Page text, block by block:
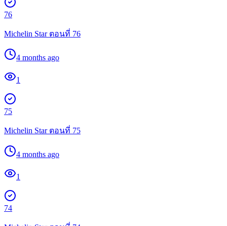
76
Michelin Star ตอนที่ 76
4 months ago
1
75
Michelin Star ตอนที่ 75
4 months ago
1
74